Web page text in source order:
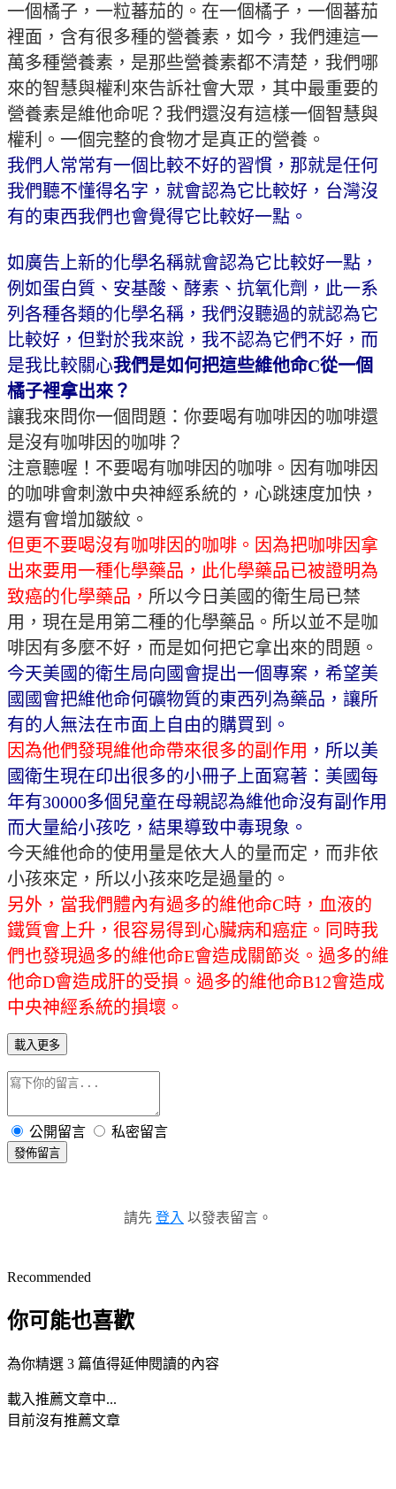
一個橘子，一粒蕃茄的。在一個橘子，一個蕃茄
裡面，含有很多種的營養素，如今，我們連這一
萬多種營養素，是那些營養素都不清楚，我們哪
來的智慧與權利來告訴社會大眾，其中最重要的
營養素是維他命呢？我們還沒有這樣一個智慧與
權利。一個完整的食物才是真正的營養。
我們人常常有一個比較不好的習慣，那就是任何
我們聽不懂得名字，就會認為它比較好，台灣沒
有的東西我們也會覺得它比較好一點。
如廣告上新的化學名稱就會認為它比較好一點，
例如蛋白質、安基酸、酵素、抗氧化劑，此一系
列各種各類的化學名稱，我們沒聽過的就認為它
比較好，但對於我來說，我不認為它們不好，而
是我比較關心我們是如何把這些維他命C從一個
橘子裡拿出來？
讓我來問你一個問題：你要喝有咖啡因的咖啡還
是沒有咖啡因的咖啡？
注意聽喔！不要喝有咖啡因的咖啡。因有咖啡因
的咖啡會刺激中央神經系統的，心跳速度加快，
還有會增加皺紋。
但更不要喝沒有咖啡因的咖啡。因為把咖啡因拿
出來要用一種化學藥品，此化學藥品已被證明為
致癌的化學藥品， 所以今日美國的衛生局已禁
用，現在是用第二種的化學藥品。所以並不是咖
啡因有多麼不好，而是如何把它拿出來的問題。
今天美國的衛生局向國會提出一個專案，希望美
國國會把維他命何礦物質的東西列為藥品，讓所
有的人無法在市面上自由的購買到。
因為他們發現維他命帶來很多的副作用 ，所以美
國衛生現在印出很多的小冊子上面寫著：美國每
年有30000多個兒童在母親認為維他命沒有副作用
而大量給小孩吃，結果導致中毒現象。
今天維他命的使用量是依大人的量而定，而非依
小孩來定，所以小孩來吃是過量的。
另外，當我們體內有過多的維他命C時，血液的
鐵質會上升，很容易得到心臟病和癌症。同時我
們也發現過多的維他命E會造成關節炎。過多的維
他命D會造成肝的受損。過多的維他命B12會造成
中央神經系統的損壞。
載入更多
公開留言 私密留言
發佈留言
請先 登入 以發表留言。
Recommended
你可能也喜歡
為你精選 3 篇值得延伸閱讀的內容
載入推薦文章中...
目前沒有推薦文章